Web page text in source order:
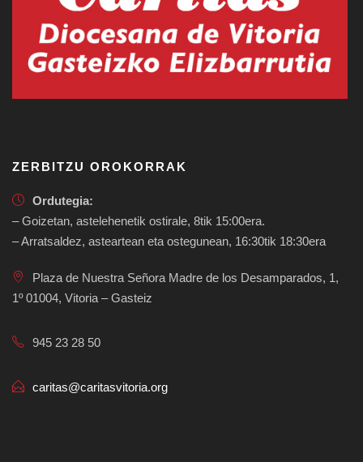
ZERBITZU OROKORRAK
Ordutegia:
– Goizetan, astelehenetik ostirale, 8tik 15:00era.
– Arratsaldez, asteartean eta ostegunean, 16:30tik 18:30era
Plaza de Nuestra Señora Madre de los Desamparados, 1,
1º 01004, Vitoria – Gasteiz
945 23 28 50
caritas@caritasvitoria.org